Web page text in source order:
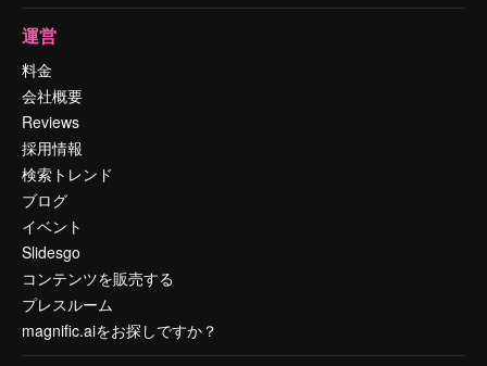
運営
料金
会社概要
Reviews
採用情報
検索トレンド
ブログ
イベント
Slidesgo
コンテンツを販売する
プレスルーム
magnific.aiをお探しですか？